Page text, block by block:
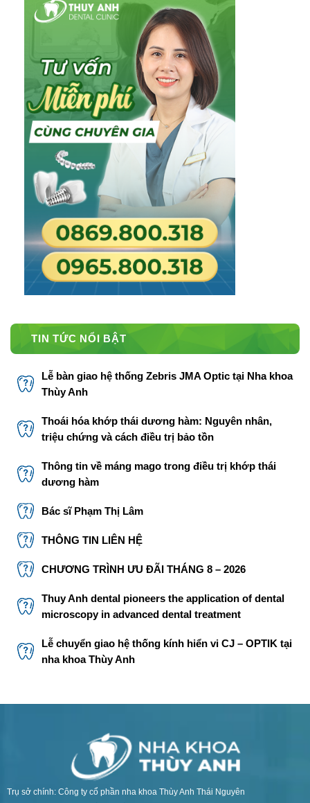
TIN TỨC NỔI BẬT
Lễ bàn giao hệ thống Zebris JMA Optic tại Nha khoa
Thùy Anh
Thoái hóa khớp thái dương hàm: Nguyên nhân,
triệu chứng và cách điều trị bảo tồn
Thông tin về máng mago trong điều trị khớp thái
dương hàm
Bác sĩ Phạm Thị Lâm
THÔNG TIN LIÊN HỆ
CHƯƠNG TRÌNH ƯU ĐÃI THÁNG 8 – 2026
Thuy Anh dental pioneers the application of dental
microscopy in advanced dental treatment
Lễ chuyển giao hệ thống kính hiển vi CJ – OPTIK tại
nha khoa Thùy Anh
Trụ sở chính: Công ty cổ phần nha khoa Thùy Anh Thái Nguyên